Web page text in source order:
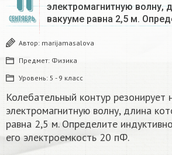
СЕНТЯБРЬ
электромагнитную волну,
вакууме равна 2,5 м.
Автор: marijamasalova
Предмет: Физика
Уровень: 5 - 9 класс
Колебательный контур резонирует
электромагнитную волну, длина
равна 2,5 м. Определите
его электроемкость 20 пФ.